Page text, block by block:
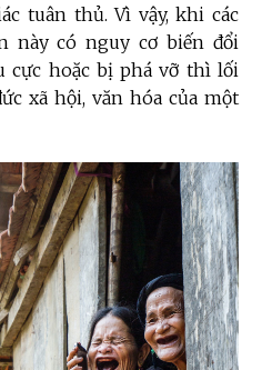
tuân thủ. Vì vậy, khi các
này có nguy cơ biến đổi
cực hoặc bị phá vỡ thì lối
xã hội, văn hóa của một